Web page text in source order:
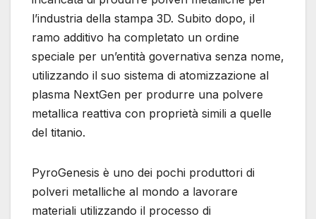
l’industria della stampa 3D. Subito dopo, il
ramo additivo ha completato un ordine
speciale per un’entità governativa senza nome,
utilizzando il suo sistema di atomizzazione al
plasma NextGen per produrre una polvere
metallica reattiva con proprietà simili a quelle
del titanio.
PyroGenesis è uno dei pochi produttori di
polveri metalliche al mondo a lavorare
materiali utilizzando il processo di